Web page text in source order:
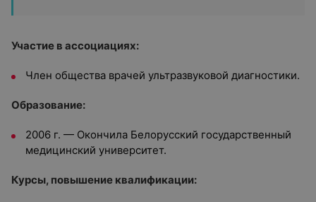
Участие в ассоциациях:
Член общества врачей ультразвуковой диагностики.
Образование:
2006 г. — Окончила Белорусский государственный
медицинский университет.
Курсы, повышение квалификации: